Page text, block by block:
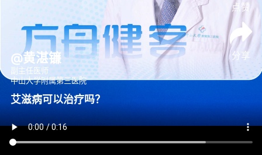
点赞
分享
@黄湛镰
副主任医师
中山大学附属第三医院
艾滋病可以治疗吗？